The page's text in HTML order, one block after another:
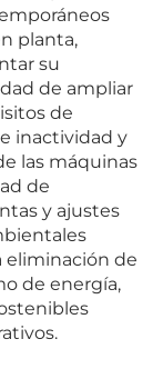
planta,
su
de ampliar
de
inactividad y
las máquinas
de
y ajustes
eliminación de
de energía,